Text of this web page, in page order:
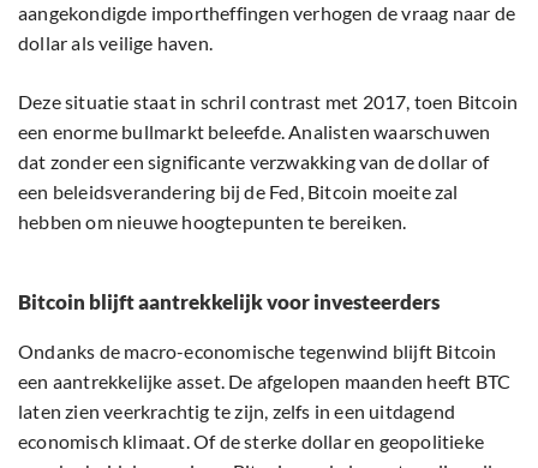
aangekondigde importheffingen verhogen de vraag naar de
dollar als veilige haven.
Deze situatie staat in schril contrast met 2017, toen Bitcoin
een enorme bullmarkt beleefde. Analisten waarschuwen
dat zonder een significante verzwakking van de dollar of
een beleidsverandering bij de Fed, Bitcoin moeite zal
hebben om nieuwe hoogtepunten te bereiken.
Bitcoin blijft aantrekkelijk voor investeerders
Ondanks de macro-economische tegenwind blijft Bitcoin
een aantrekkelijke asset. De afgelopen maanden heeft BTC
laten zien veerkrachtig te zijn, zelfs in een uitdagend
economisch klimaat. Of de sterke dollar en geopolitieke